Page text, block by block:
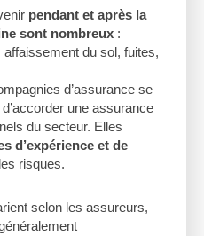
pendant et après la
sont nombreux :
du sol, fuites,
d’assurance se
une assurance
du secteur. Elles
d’expérience et de
risques.
selon les assureurs,